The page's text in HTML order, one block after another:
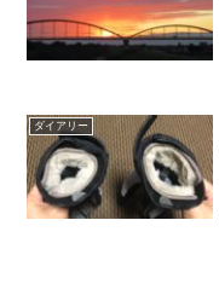
ダイアリー